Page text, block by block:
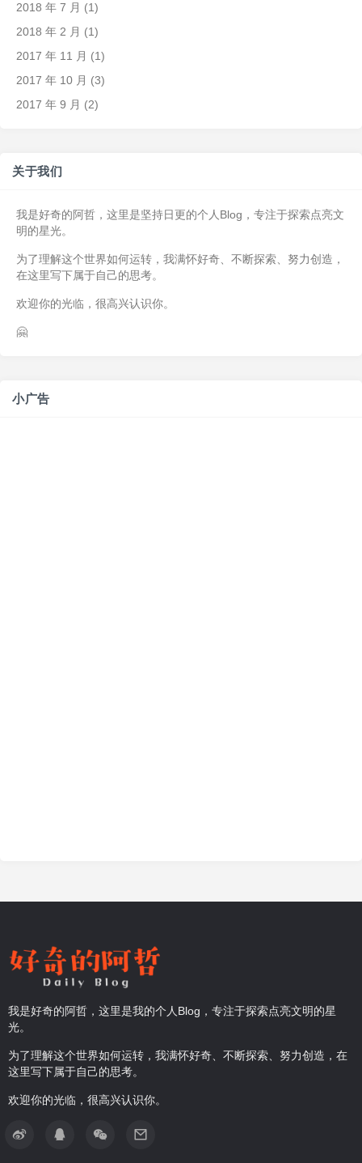
2018 年 7 月 (1)
2018 年 2 月 (1)
2017 年 11 月 (1)
2017 年 10 月 (3)
2017 年 9 月 (2)
关于我们
我是好奇的阿哲，这里是坚持日更的个人Blog，专注于探索点亮文
明的星光。
为了理解这个世界如何运转，我满怀好奇、不断探索、努力创造，
在这里写下属于自己的思考。
欢迎你的光临，很高兴认识你。
🤗
小广告
我是好奇的阿哲，这里是我的个人Blog，专注于探索点亮文明的星
光。
为了理解这个世界如何运转，我满怀好奇、不断探索、努力创造，在
这里写下属于自己的思考。
欢迎你的光临，很高兴认识你。